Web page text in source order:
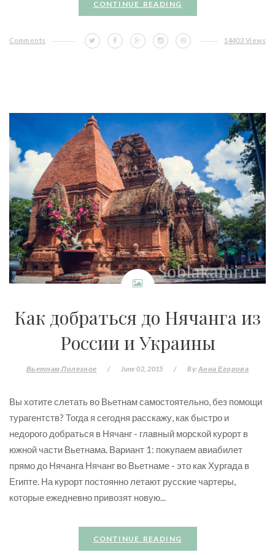
CONTINUE READING
Comments 14403 Views
Как добраться до Нячанга из
России и Украины
Вьетнам Полезное / June 02, 2015 / By: Анна Егорова
Вы хотите слетать во Вьетнам самостоятельно, без помощи
турагентств? Тогда я сегодня расскажу, как быстро и
недорого добраться в Нячанг - главный морской курорт в
южной части Вьетнама. Вариант 1: покупаем авиабилет
прямо до Нячанга Нячанг во Вьетнаме - это как Хургада в
Египте. На курорт постоянно летают русские чартеры,
которые ежедневно привозят новую...
CONTINUE READING